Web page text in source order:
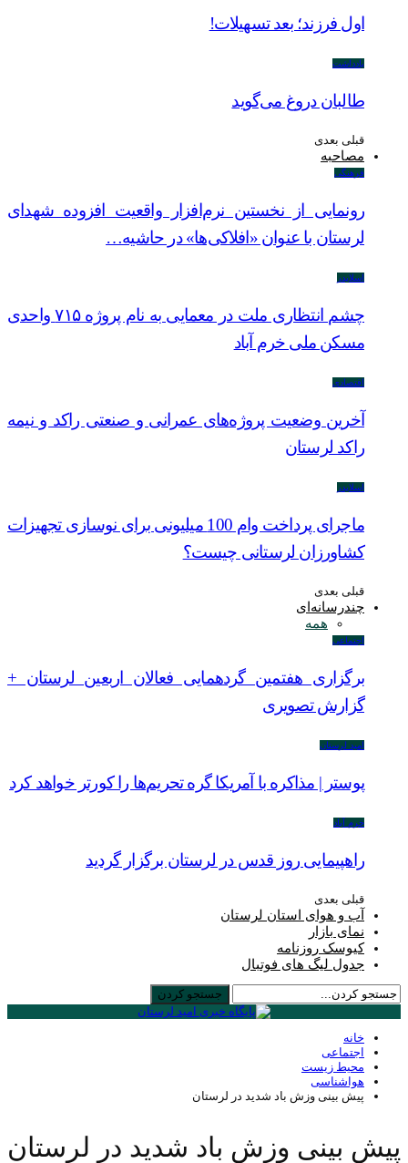
اول فرزند؛ بعد تسهیلات!
یادداشت
طالبان دروغ می‌گوید
قبلی بعدی
مصاحبه
فرهنگی
رونمایی از نخستین نرم‌افزار واقعیت افزوده شهدای
لرستان با عنوان «افلاکی‌ها» در حاشیه…
اسلایدر
چشم انتظاری ملت در معمایی به نام پروژه ۷۱۵ واحدی
مسکن ملی خرم آباد
اقتصادی
آخرین وضعیت پروژه‌های عمرانی و صنعتی راکد و نیمه
راکد لرستان
اسلایدر
ماجرای پرداخت وام 100 میلیونی برای نوسازی تجهیزات
کشاورزان لرستانی چیست؟
قبلی بعدی
چندرسانه‌ای
همه
اجتماعی
برگزاری هفتمین گردهمایی فعالان اربعین لرستان +
گزارش تصویری
امید لرستان
پوستر | مذاکره با آمریکا گره تحریم‌ها را کورتر خواهد کرد
خرم آباد
راهپیمایی روز قدس در لرستان برگزار گردید
قبلی بعدی
آب و هوای استان لرستان
نمای بازار
کیوسک روزنامه
جدول لیگ های فوتبال
خانه
اجتماعی
محیط زیست
هواشناسی
پیش بینی وزش باد شدید در لرستان
پیش بینی وزش باد شدید در لرستان